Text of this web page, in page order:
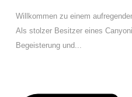
Willkommen zu einem
Als stolzer Besitzer eines
Begeisterung und...